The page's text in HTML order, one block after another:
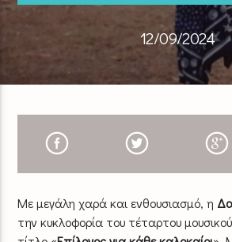
12/09/2024
Με μεγάλη χαρά και ενθουσιασμό, η
την κυκλοφορία του τέταρτου